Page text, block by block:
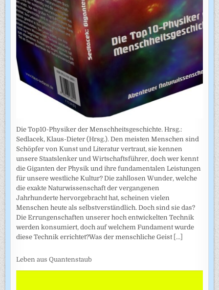
Die Top10-Physiker der Menschheitsgeschichte. Hrsg.:
Sedlacek, Klaus-Dieter (Hrsg.). Den meisten Menschen sind
Schöpfer von Kunst und Literatur vertraut, sie kennen
unsere Staatslenker und Wirtschaftsführer, doch wer kennt
die Giganten der Physik und ihre fundamentalen Leistungen
für unsere westliche Kultur? Die zahllosen Wunder, welche
die exakte Naturwissenschaft der vergangenen
Jahrhunderte hervorgebracht hat, scheinen vielen
Menschen heute als selbstverständlich. Doch sind sie das?
Die Errungenschaften unserer hoch entwickelten Technik
werden konsumiert, doch auf welchem Fundament wurde
diese Technik errichtet?Was der menschliche Geist [...]
Leben aus Quantenstaub